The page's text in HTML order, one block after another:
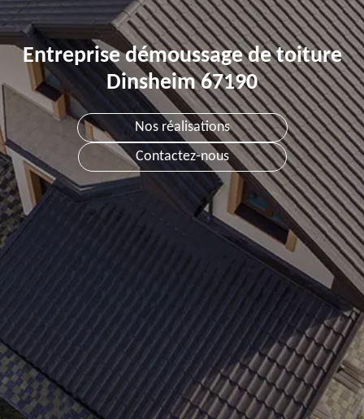
Entreprise démoussage de toiture
Dinsheim 67190
Nos réalisations
Contactez-nous